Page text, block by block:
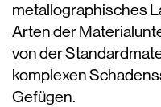
metallographisches
Arten der
von der
komplexen
Gefügen.